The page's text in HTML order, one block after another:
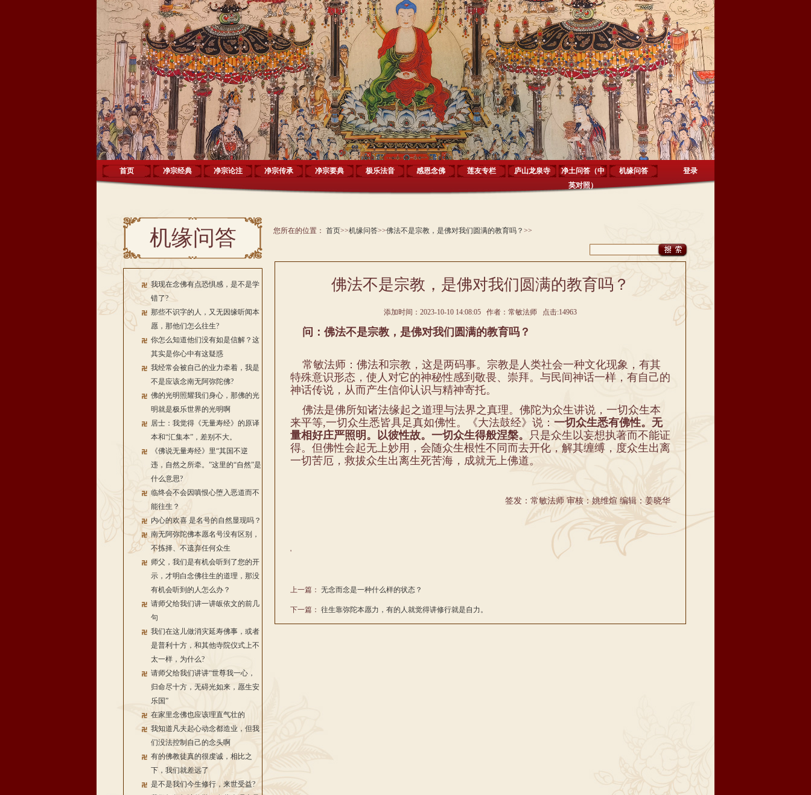
首页 净宗经典 净宗论注 净宗传承 净宗要典 极乐法音 感恩念佛 莲友专栏 庐山龙泉寺
净土问答（中
英对照）
机缘问答 登录
机缘问答
我现在念佛有点恐惧感，是不是学
错了?
那些不识字的人，又无因缘听闻本
愿，那他们怎么往生?
你怎么知道他们没有如是信解？这
其实是你心中有这疑惑
我经常会被自己的业力牵着，我是
不是应该念南无阿弥陀佛?
佛的光明照耀我们身心，那佛的光
明就是极乐世界的光明啊
居士：我觉得《无量寿经》的原译
本和“汇集本”，差别不大。
《佛说无量寿经》里“其国不逆
违，自然之所牵。”这里的“自然”是
什么意思?
临终会不会因嗔恨心堕入恶道而不
能往生？
内心的欢喜 是名号的自然显现吗？
南无阿弥陀佛本愿名号没有区别，
不拣择、不遗弃任何众生
师父，我们是有机会听到了您的开
示，才明白念佛往生的道理，那没
有机会听到的人怎么办？
请师父给我们讲一讲皈依文的前几
句
我们在这儿做消灾延寿佛事，或者
是普利十方，和其他寺院仪式上不
太一样，为什么?
请师父给我们讲讲“世尊我一心，
归命尽十方，无碍光如来，愿生安
乐国”
在家里念佛也应该理直气壮的
我知道凡夫起心动念都造业，但我
们没法控制自己的念头啊
有的佛教徒真的很虔诚，相比之
下，我们就差远了
是不是我们今生修行，来世受益?
您所在的位置： 首页>>机缘问答>>佛法不是宗教，是佛对我们圆满的教育吗？ >>
佛法不是宗教，是佛对我们圆满的教育吗？
添加时间：2023-10-10 14:08:05 作者：常敏法师 点击:14963
问：佛法不是宗教，是佛对我们圆满的教育吗？
常敏法师：佛法和宗教，这是两码事。宗教是人类社会一种文化现象，有其
特殊意识形态，使人对它的神秘性感到敬畏、崇拜。与民间神话一样，有自己的
神话传说，从而产生信仰认识与精神寄托。
佛法是佛所知诸法缘起之道理与法界之真理。佛陀为众生讲说，一切众生本
来平等,一切众生悉皆具足真如佛性。《大法鼓经》说： 一切众生悉有佛性。无
量相好庄严照明。以彼性故。一切众生得般涅槃。 只是众生以妄想执著而不能证
得。但佛性会起无上妙用，会随众生根性不同而去开化，解其缠缚，度众生出离
一切苦厄，救拔众生出离生死苦海，成就无上佛道。
签发：常敏法师 审核：姚维煊 编辑：姜晓华
'
上一篇： 无念而念是一种什么样的状态？
下一篇： 往生靠弥陀本愿力，有的人就觉得讲修行就是自力。